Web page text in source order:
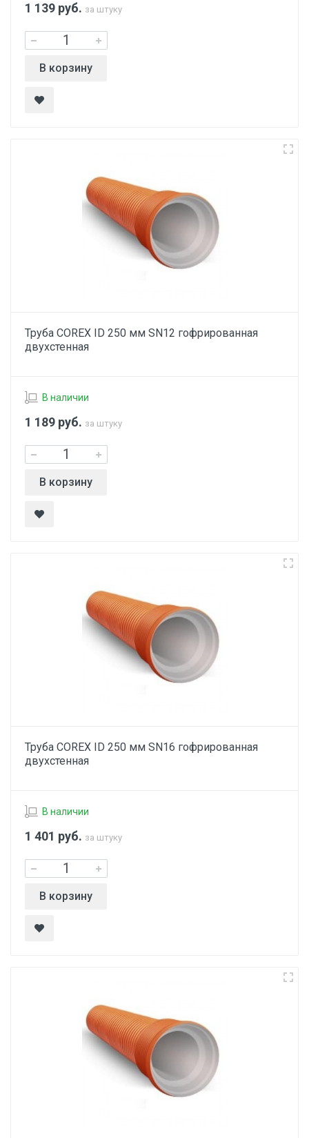
1 139 руб. за штуку
В корзину
Труба COREX ID 250 мм SN12 гофрированная
двухстенная
В наличии
1 189 руб. за штуку
В корзину
Труба COREX ID 250 мм SN16 гофрированная
двухстенная
В наличии
1 401 руб. за штуку
В корзину